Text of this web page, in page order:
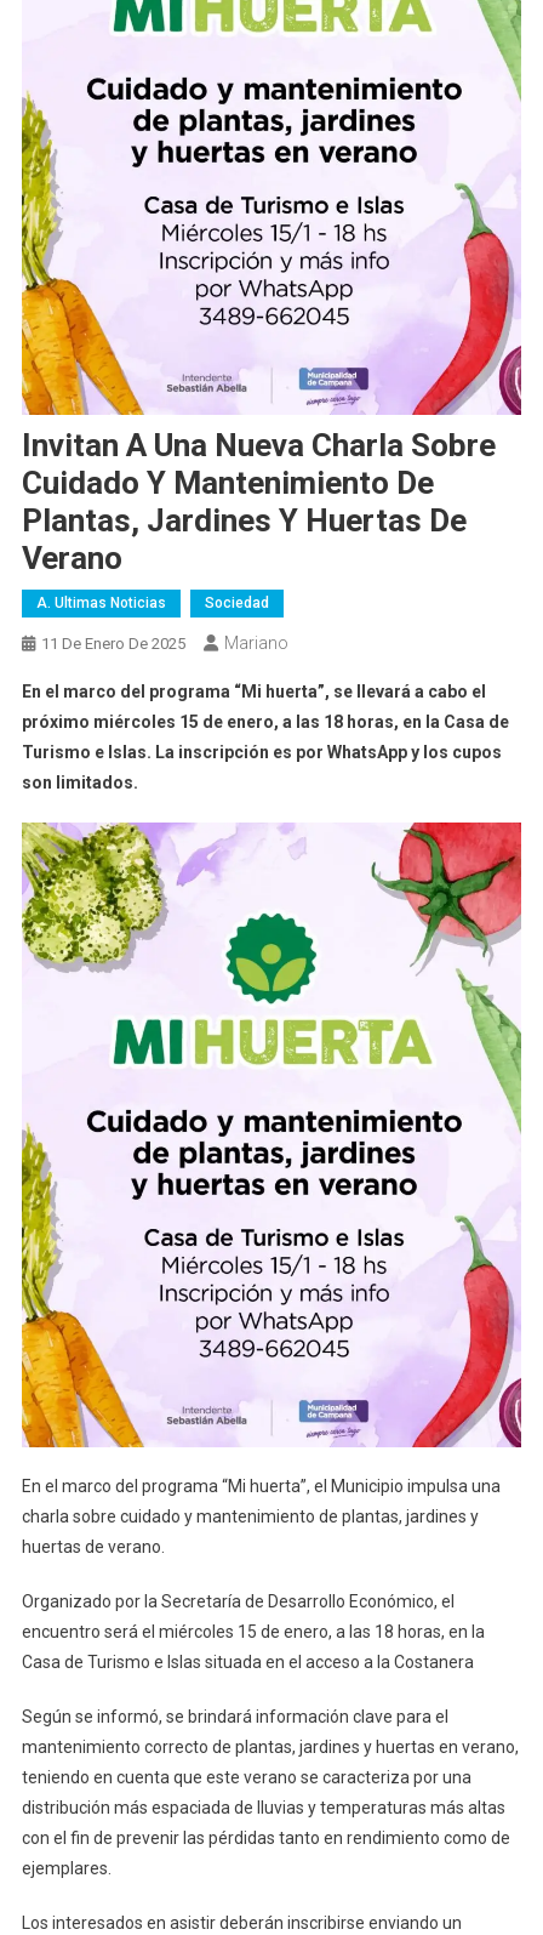
Invitan A Una Nueva Charla Sobre
Cuidado Y Mantenimiento De
Plantas, Jardines Y Huertas De
Verano
A. Ultimas Noticias Sociedad
11 De Enero De 2025 Mariano
En el marco del programa “Mi huerta”, se llevará a cabo el
próximo miércoles 15 de enero, a las 18 horas, en la Casa de
Turismo e Islas. La inscripción es por WhatsApp y los cupos
son limitados.
En el marco del programa “Mi huerta”, el Municipio impulsa una
charla sobre cuidado y mantenimiento de plantas, jardines y
huertas de verano.
Organizado por la Secretaría de Desarrollo Económico, el
encuentro será el miércoles 15 de enero, a las 18 horas, en la
Casa de Turismo e Islas situada en el acceso a la Costanera
Según se informó, se brindará información clave para el
mantenimiento correcto de plantas, jardines y huertas en verano,
teniendo en cuenta que este verano se caracteriza por una
distribución más espaciada de lluvias y temperaturas más altas
con el fin de prevenir las pérdidas tanto en rendimiento como de
ejemplares.
Los interesados en asistir deberán inscribirse enviando un